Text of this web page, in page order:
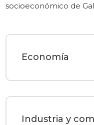
socioeconómico de
Economía
Industria y